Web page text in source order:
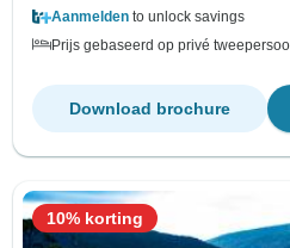
Aanmelden to unlock savings
Prijs gebaseerd op privé
Download brochure
10% korting